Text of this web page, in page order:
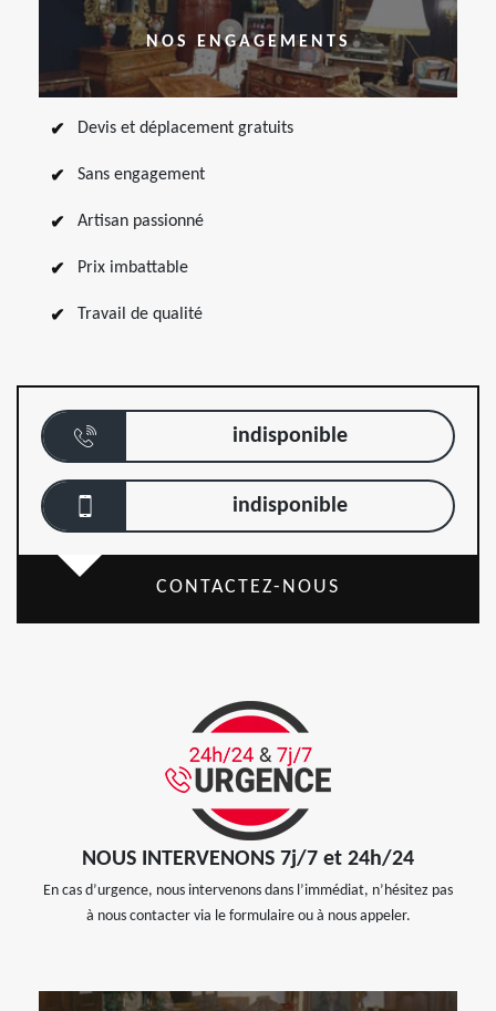
NOS ENGAGEMENTS
Devis et déplacement gratuits
Sans engagement
Artisan passionné
Prix imbattable
Travail de qualité
indisponible
indisponible
CONTACTEZ-NOUS
NOUS INTERVENONS 7j/7 et 24h/24
En cas d’urgence, nous intervenons dans l’immédiat, n’hésitez pas
à nous contacter via le formulaire ou à nous appeler.